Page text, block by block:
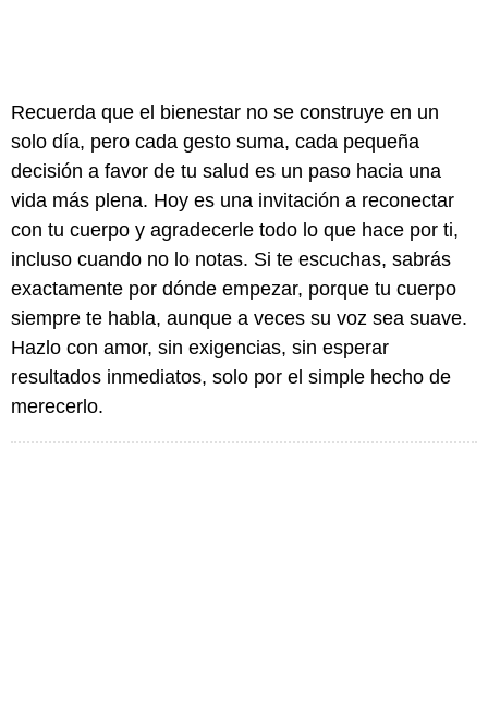
Recuerda que el bienestar no se construye en un
solo día, pero cada gesto suma, cada pequeña
decisión a favor de tu salud es un paso hacia una
vida más plena. Hoy es una invitación a reconectar
con tu cuerpo y agradecerle todo lo que hace por ti,
incluso cuando no lo notas. Si te escuchas, sabrás
exactamente por dónde empezar, porque tu cuerpo
siempre te habla, aunque a veces su voz sea suave.
Hazlo con amor, sin exigencias, sin esperar
resultados inmediatos, solo por el simple hecho de
merecerlo.